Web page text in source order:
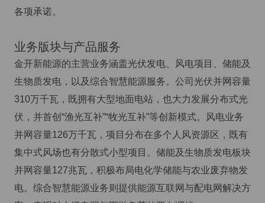
各项承诺。
业务版块与产品服务
金开新能源的主营业务涵盖光伏发电、风电项目、储能及
生物质发电，以及综合智慧能源服务。公司光伏并网容量
310万千瓦，既拥有大型地面电站，也大力发展分布式光
伏，并首创“渔光互补”“牧光互补”等创新模式。风电业务
并网容量126万千瓦，项目分布在多个人风资源区，既有
集中式风场也有分散式小型项目。储能及生物质发电板块
并网容量127兆瓦，积极布局电化学储能与农业废弃物发
电。综合智慧能源业务则提供能源互联网与配电网解决方